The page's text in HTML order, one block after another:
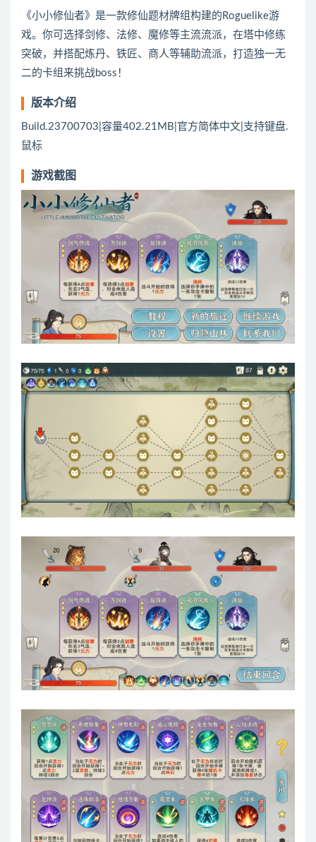
《小小修仙者》是一款修仙题材牌组构建的Roguelike游
戏。你可选择剑修、法修、魔修等主流流派，在塔中修练
突破，并搭配炼丹、铁匠、商人等辅助流派，打造独一无
二的卡组来挑战boss！
版本介绍
Build.23700703|容量402.21MB|官方简体中文|支持键盘.
鼠标
游戏截图